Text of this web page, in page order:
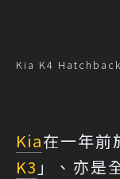
Kia K4
Kia在一年前
K3 」、亦是